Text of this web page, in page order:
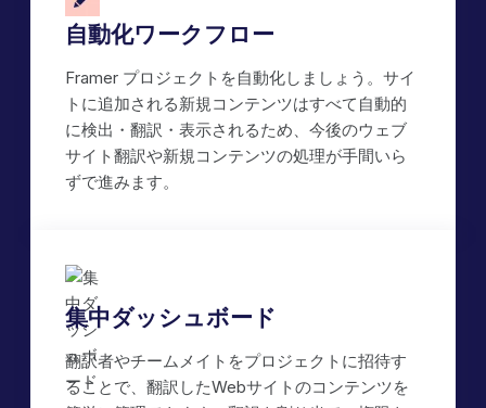
自動化ワークフロー
Framer プロジェクトを自動化しましょう。サイ
トに追加される新規コンテンツはすべて自動的
に検出・翻訳・表示されるため、今後のウェブ
サイト翻訳や新規コンテンツの処理が手間いら
ずで進みます。
集中ダッシュボード
翻訳者やチームメイトをプロジェクトに招待す
ることで、翻訳したWebサイトのコンテンツを